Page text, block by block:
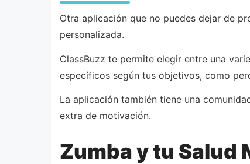
Otra aplicación que no puedes dejar de
personalizada.
ClassBuzz te permite elegir entre una
específicos según tus objetivos, como
La aplicación también tiene una
extra de motivación.
Zumba y tu Salud